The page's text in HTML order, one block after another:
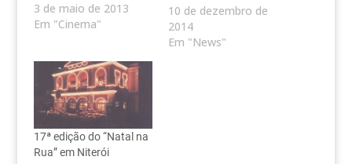
3 de maio de 2013
Em "Cinema"
10 de dezembro de
2014
Em "News"
17ª edição do “Natal na
Rua” em Niterói